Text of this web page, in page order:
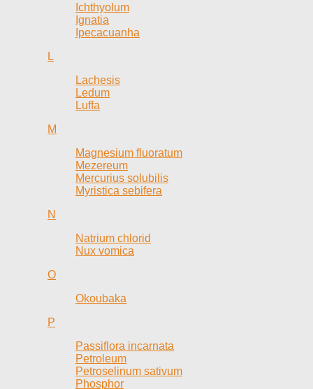
Ichthyolum
Ignatia
Ipecacuanha
L
Lachesis
Ledum
Luffa
M
Magnesium fluoratum
Mezereum
Mercurius solubilis
Myristica sebifera
N
Natrium chlorid
Nux vomica
O
Okoubaka
P
Passiflora incarnata
Petroleum
Petroselinum sativum
Phosphor